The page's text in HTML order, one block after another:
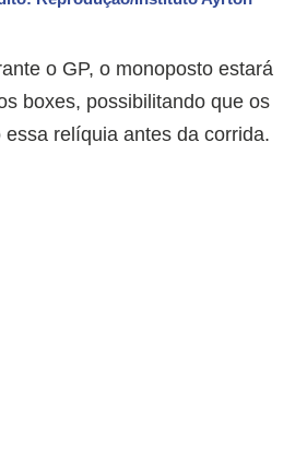
o GP, o monoposto estará
boxes, possibilitando que os
relíquia antes da corrida.